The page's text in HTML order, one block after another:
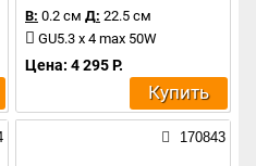
В: 0.2 см Д: 22.5 см
GU5.3 x 4 max 50W
Цена: 4 295 Р.
Купить
170843